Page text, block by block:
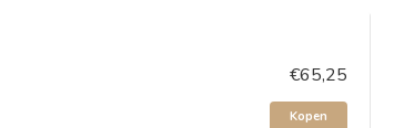
€65,25
Kopen